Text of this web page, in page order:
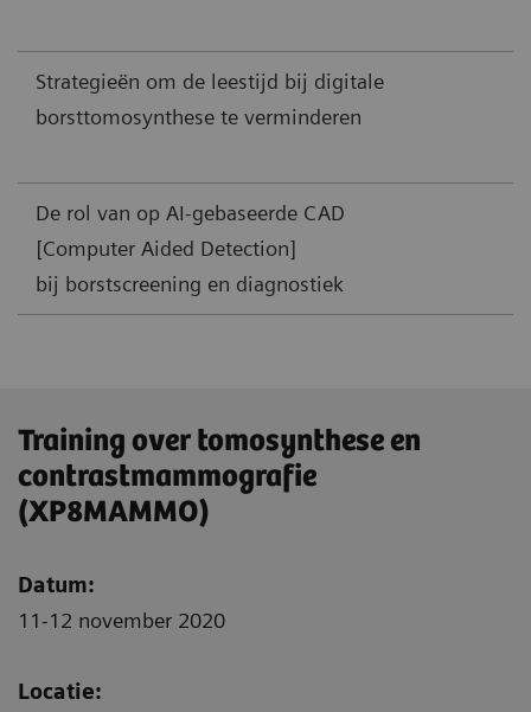
Strategieën om de leestijd bij digitale
borsttomosynthese te verminderen
De rol van op AI-gebaseerde CAD
[Computer Aided Detection]
bij borstscreening en diagnostiek
Training over tomosynthese en
contrastmammografie
(XP8MAMMO)
Datum:
11-12 november 2020
Locatie: